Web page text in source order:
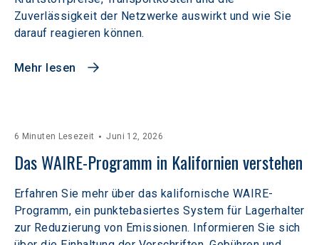
Zuverlässigkeit der Netzwerke auswirkt und wie Sie
darauf reagieren können.
Mehr lesen
6 Minuten Lesezeit Juni 12, 2026
Das WAIRE-Programm in Kalifornien verstehen
Erfahren Sie mehr über das kalifornische WAIRE-
Programm, ein punktebasiertes System für Lagerhalter
zur Reduzierung von Emissionen. Informieren Sie sich